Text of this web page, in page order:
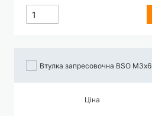
Втулка запресовочна BSO М3х6
Ціна